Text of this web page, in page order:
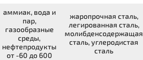
аммиак, вода и
пар,
газообразные
среды,
нефтепродукты
от -60 до 600
жаропрочная сталь,
легированная сталь,
молибденсодержащая
сталь, углеродистая
сталь